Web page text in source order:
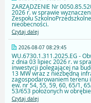
ZARZĄDZENIE Nr
2026 r. w sprawie
Zespołu
nieobecności.
Czytaj dalej
2026-08-07 08:29:45
WU.6730.1.311.2025.EG -
z dnia 03 lipiec 2026 r. w
inwestycji polegającej na
13 MW wraz z niezbędną
zagospodarowaniem terenu
ew. nr 54, 55, 59, 60, 65/1,
53/653 położonych w
Czytaj dalej